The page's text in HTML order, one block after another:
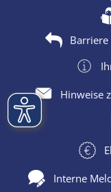
Barriere
Hinweise
Interne